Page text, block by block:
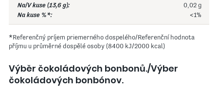
0,02 g
<1%
*Referenčný príjem priemerného dospelého/Referenční hodnota
příjmu u průměrné dospělé osoby (8400 kJ/2000 kcal)
Výběr čokoládových bonbonů./Výber
čokoládových bonbónov.